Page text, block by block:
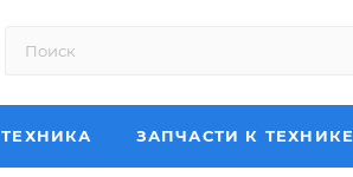
ТЕХНИКА ЗАПЧАСТИ К ТЕХНИКЕ